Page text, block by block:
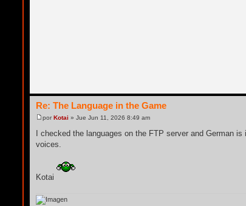
Re: The Language in the Game
por Kotai » Jue Jun 11, 2026 8:49 am
I checked the languages ​​on the FTP server and German
voices.
Kotai